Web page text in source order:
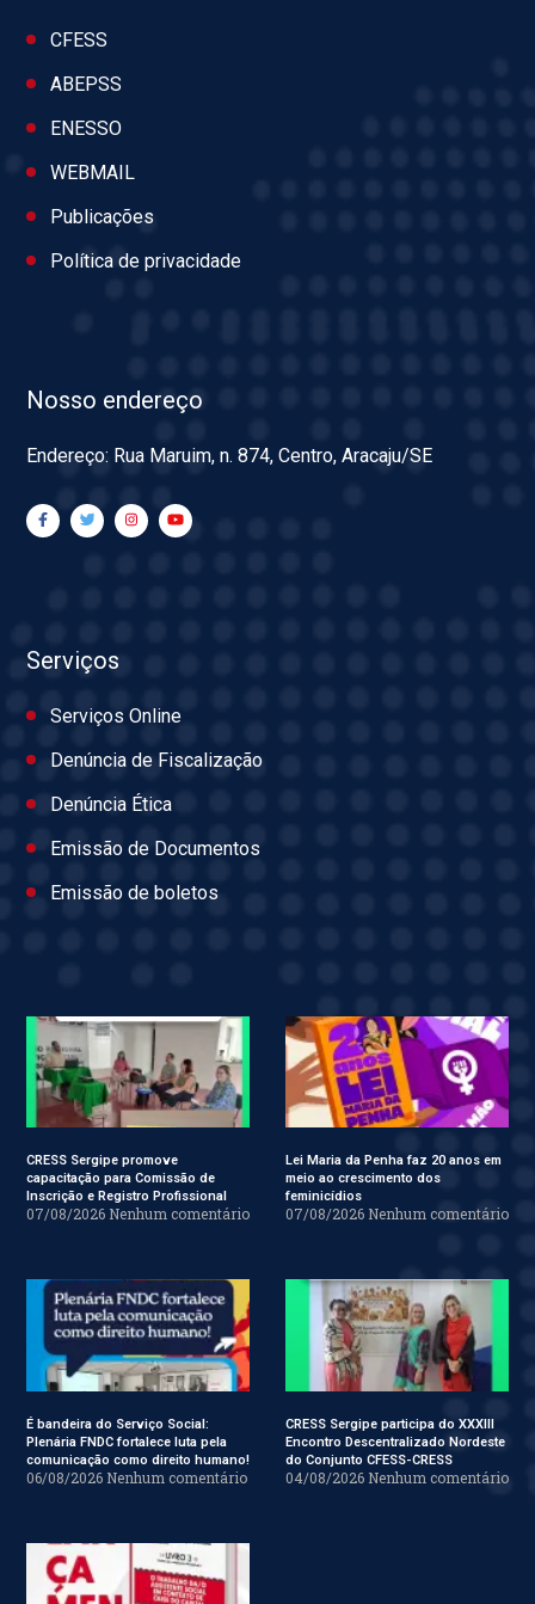
CFESS
ABEPSS
ENESSO
WEBMAIL
Publicações
Política de privacidade
Nosso endereço
Endereço: Rua Maruim, n. 874, Centro, Aracaju/SE
Serviços
Serviços Online
Denúncia de Fiscalização
Denúncia Ética
Emissão de Documentos
Emissão de boletos
CRESS Sergipe promove
capacitação para Comissão de
Inscrição e Registro Profissional
07/08/2026 Nenhum comentário
Lei Maria da Penha faz 20 anos em
meio ao crescimento dos
feminicídios
07/08/2026 Nenhum comentário
É bandeira do Serviço Social:
Plenária FNDC fortalece luta pela
comunicação como direito humano!
06/08/2026 Nenhum comentário
CRESS Sergipe participa do XXXIII
Encontro Descentralizado Nordeste
do Conjunto CFESS-CRESS
04/08/2026 Nenhum comentário